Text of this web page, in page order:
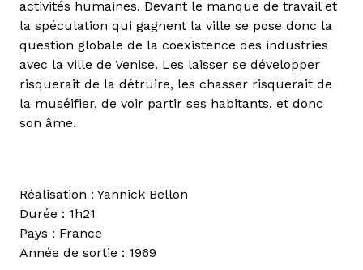
activités humaines. Devant le manque de travail et
la spéculation qui gagnent la ville se pose donc la
question globale de la coexistence des industries
avec la ville de Venise. Les laisser se développer
risquerait de la détruire, les chasser risquerait de
la muséifier, de voir partir ses habitants, et donc
son âme.
Réalisation : Yannick Bellon
Durée : 1h21
Pays : France
Année de sortie : 1969